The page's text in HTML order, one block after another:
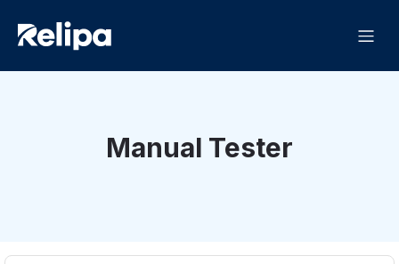
Manual Tester